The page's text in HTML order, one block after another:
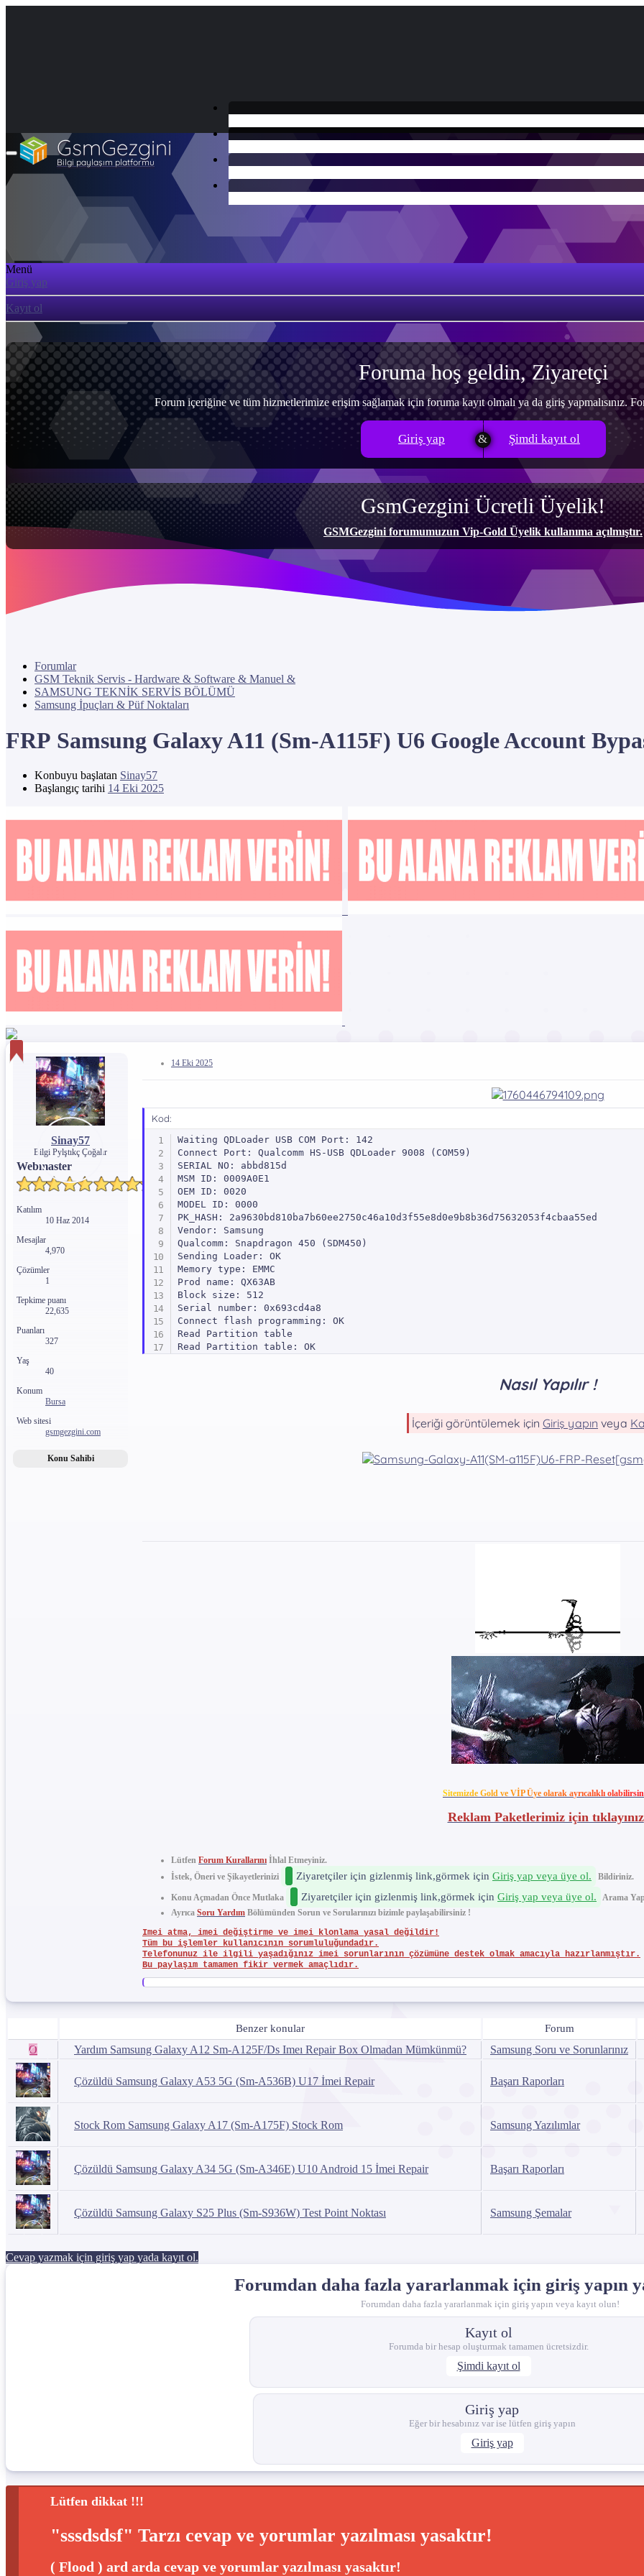
GsmGezgini
Bilgi paylaşım platformu
Menü
Giriş yap
Kayıt ol
Foruma hoş geldin, Ziyaretçi
Forum içeriğine ve tüm hizmetlerimize erişim sağlamak için foruma kayıt olmalı ya da giriş yapmalısınız.
Giriş yap Şimdi kayıt ol
GsmGezgini Ücretli Üyelik!
GSMGezgini forumumuzun Vip-Gold Üyelik kullanıma açılmıştır.
Forumlar
GSM Teknik Servis - Hardware & Software & Manuel &
SAMSUNG TEKNİK SERVİS BÖLÜMÜ
Samsung İpuçları & Püf Noktaları
FRP Samsung Galaxy A11 (Sm-A115F) U6 Google Account
Konbuyu başlatan Sinay57
Başlangıç tarihi 14 Eki 2025
Sinay57
Bilgi Pylştıkç Çoğalır
Webmaster
Katılım
10 Haz 2014
Mesajlar
4,970
Çözümler
1
Tepkime puanı
22,635
Puanları
327
Yaş
40
Konum
Bursa
Web sitesi
gsmgezgini.com
Konu Sahibi
14 Eki 2025
Kod:
Waiting QDLoader USB COM Port: 142
Connect Port: Qualcomm HS-USB QDLoader 9008 (COM59)
SERIAL NO: abbd815d
MSM ID: 0009A0E1
OEM ID: 0020
MODEL ID: 0000
PK_HASH: 2a9630bd810ba7b60ee2750c46a10d3f55e8d0e9b8b36d75632053f4cbaa55ed
Vendor: Samsung
Qualcomm: Snapdragon 450 (SDM450)
Sending Loader: OK
Memory type: EMMC
Prod name: QX63AB
Block size: 512
Serial number: 0x693cd4a8
Connect flash programming: OK
Read Partition table
Read Partition table: OK
Nasıl Yapılır !
İçeriği görüntülemek için Giriş yapın veya
Sitemizde Gold ve VİP Üye olarak ayrıcalıklı olabilirsin
Reklam Paketlerimiz için tıklayınız
Lütfen Forum Kurallarını İhlal Etmeyiniz.
İstek, Öneri ve Şikayetlerinizi
Ziyaretçiler için gizlenmiş link,görmek için Giriş yap veya üye ol. Bildiriniz.
Konu Açmadan Önce Mutlaka Ziyaretçiler için gizlenmiş link,görmek için Giriş yap veya üye ol.
Arama
Ayrıca Soru Yardım Bölümünden Sorun ve Sorularınızı bizimle paylaşabilirsiniz !
Imei atma, imei değiştirme ve imei klonlama yasal değildir!
Tüm bu işlemler kullanıcının sorumluluğundadır.
Telefonunuz ile ilgili yaşadığınız imei sorunlarının çözümüne destek olmak amacıyla hazırlanmıştır.
Bu paylaşım tamamen fikir vermek amaçlıdır.
Benzer konular Forum
O Yardım Samsung Galaxy A12 Sm-A125F/Ds Imeı Repair Box Olmadan Mümkünmü? Samsung Soru ve Sorunlarınız
Çözüldü Samsung Galaxy A53 5G (Sm-A536B) U17 İmei Repair Başarı Raporları
Stock Rom Samsung Galaxy A17 (Sm-A175F) Stock Rom Samsung Yazılımlar
Çözüldü Samsung Galaxy A34 5G (Sm-A346E) U10 Android 15 İmei Repair Başarı Raporları
Çözüldü Samsung Galaxy S25 Plus (Sm-S936W) Test Point Noktası Samsung Şemalar
Cevap yazmak için giriş yap yada kayıt ol.
Forumdan daha fazla yararlanmak için giriş yapın
Forumdan daha fazla yararlanmak için giriş yapın veya kayıt olun!
Kayıt ol
Forumda bir hesap oluşturmak tamamen ücretsizdir.
Şimdi kayıt ol
Giriş yap
Eğer bir hesabınız var ise lütfen giriş yapın
Giriş yap
Lütfen dikkat !!!
"sssdsdsf" Tarzı cevap ve yorumlar yazılması yasaktır!
( Flood ) ard arda cevap ve yorumlar yazılması yasaktır!